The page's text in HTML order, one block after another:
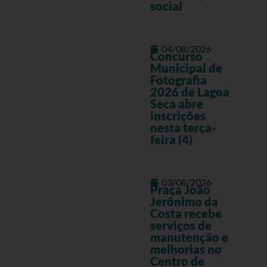
social
04/08/2026
Concurso
Municipal de
Fotografia
2026 de Lagoa
Seca abre
inscrições
nesta terça-
feira (4)
03/08/2026
Praça João
Jerônimo da
Costa recebe
serviços de
manutenção e
melhorias no
Centro de